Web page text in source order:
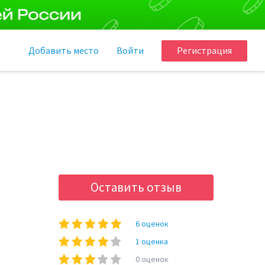
Регистрация
Войти
Добавить место
Оставить отзыв
6 оценок
1 оценка
0 оценок